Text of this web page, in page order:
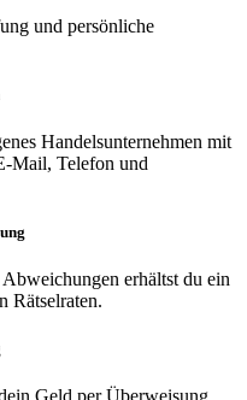
und persönliche
Handelsunternehmen mit
Mail, Telefon und
erhältst du ein
Rätselraten.
Geld per Überweisung